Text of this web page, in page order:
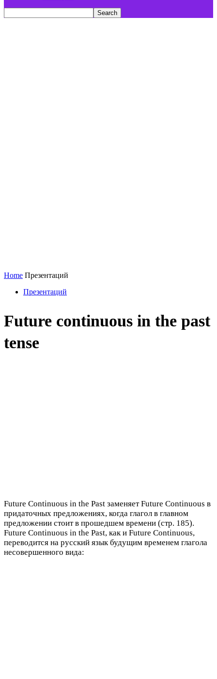
Home Презентаций
Презентаций
Future continuous in the past
tense
Future Continuous in the Past заменяет Future Continuous в
придаточных предложениях, когда глагол в главном
предложении стоит в прошедшем времени (стр. 185).
Future Continuous in the Past, как и Future Continuous,
переводится на русский язык будущим временем глагола
несовершенного вида: